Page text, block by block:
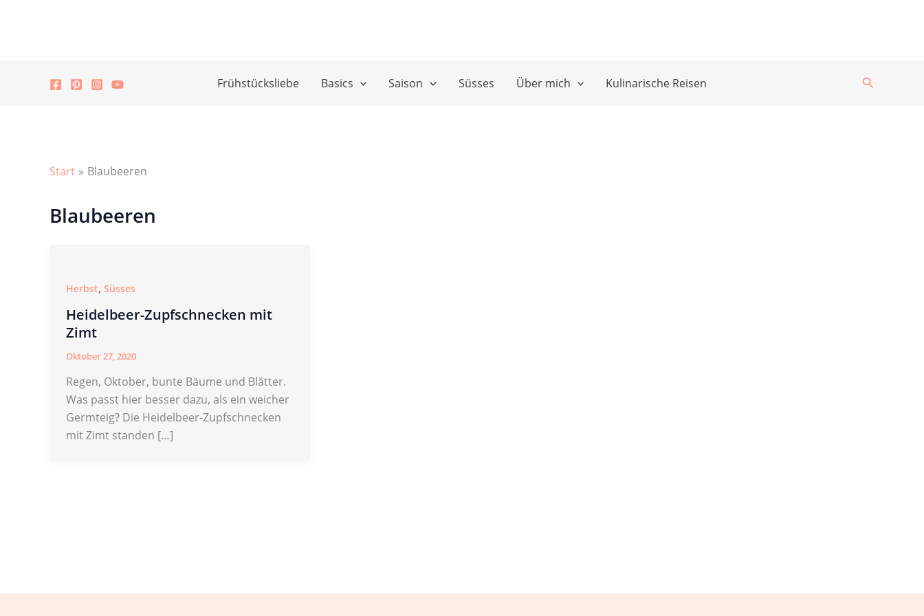
Frühstücksliebe Basics Saison Süsses Über mich Kulinarische Reisen Suchen
Start Blaubeeren
Blaubeeren
Herbst, Süsses
Heidelbeer-Zupfschnecken mit
Zimt
Oktober 27, 2020
Regen, Oktober, bunte Bäume und Blätter.
Was passt hier besser dazu, als ein weicher
Germteig? Die Heidelbeer-Zupfschnecken
mit Zimt standen […]